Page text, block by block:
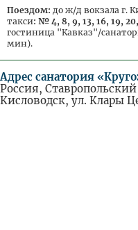
Поездом: до ж/д вокзала г.
такси: № 4, 8, 9, 13, 16, 19,
гостиница "Кавказ"/
мин).
Адрес санатория
Россия, Ставропольский
Кисловодск, ул. Клары